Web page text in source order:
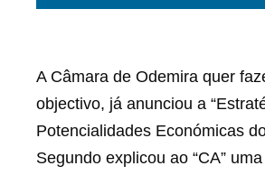
A Câmara de Odemira quer
objectivo, já anunciou a
Potencialidades Económicas
Segundo explicou ao “CA”